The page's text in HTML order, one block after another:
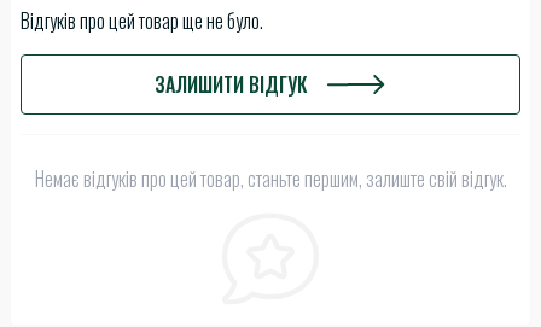
Відгуків про цей товар ще не було.
ЗАЛИШИТИ ВІДГУК
Немає відгуків про цей товар, станьте першим, залиште свій відгук.